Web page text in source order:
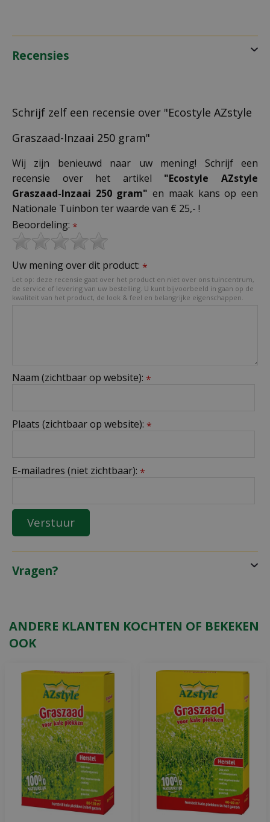
Recensies
Schrijf zelf een recensie over "Ecostyle AZstyle
Graszaad-Inzaai 250 gram"
Wij zijn benieuwd naar uw mening! Schrijf een
recensie over het artikel "Ecostyle AZstyle
Graszaad-Inzaai 250 gram" en maak kans op een
Nationale Tuinbon ter waarde van € 25,- !
Beoordeling: *
Uw mening over dit product: *
Let op: deze recensie gaat over het product en niet over ons tuincentrum,
de service of levering van uw bestelling. U kunt bijvoorbeeld in gaan op de
kwaliteit van het product, de look & feel en belangrijke eigenschappen.
Naam (zichtbaar op website): *
Plaats (zichtbaar op website): *
E-mailadres (niet zichtbaar): *
Vragen?
ANDERE KLANTEN KOCHTEN OF BEKEKEN
OOK